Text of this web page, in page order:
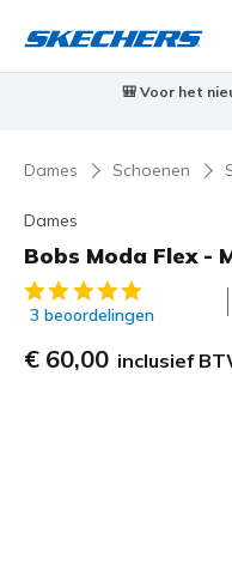
🎒 Voor het
Dames Schoenen
Dames
Bobs Moda Flex -
5 van de 5
3 beoordelingen
€ 60,00 inclusief